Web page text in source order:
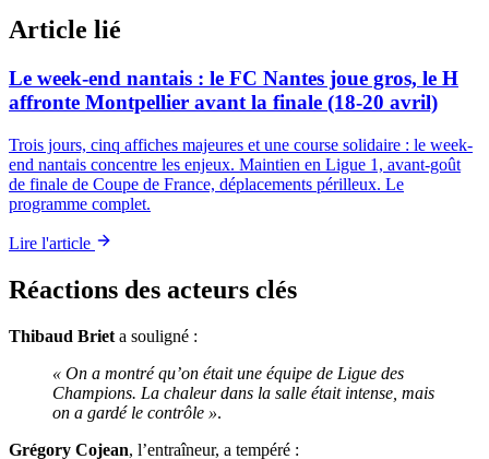
Article lié
Le week-end nantais : le FC Nantes joue gros, le H
affronte Montpellier avant la finale (18-20 avril)
Trois jours, cinq affiches majeures et une course solidaire : le week-
end nantais concentre les enjeux. Maintien en Ligue 1, avant-goût
de finale de Coupe de France, déplacements périlleux. Le
programme complet.
Lire l'article
Réactions des acteurs clés
Thibaud Briet a souligné :
« On a montré qu’on était une équipe de Ligue des
Champions. La chaleur dans la salle était intense, mais
on a gardé le contrôle ».
Grégory Cojean, l’entraîneur, a tempéré :